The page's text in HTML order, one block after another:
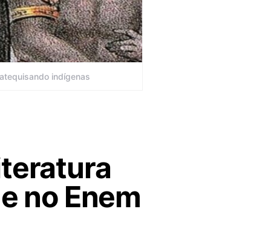
indígenas
no Enem